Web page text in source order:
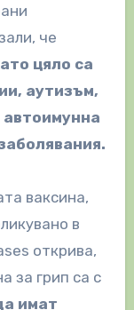
че
цяло са
аутизъм,
ваксина,
в
открива,
за грип са с
имат